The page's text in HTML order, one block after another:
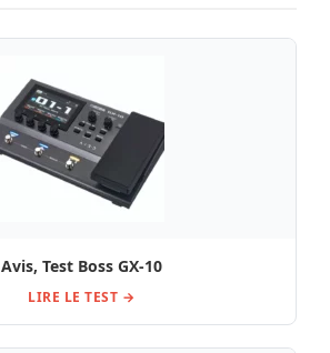
Avis, Test Boss GX-10
LIRE LE TEST →